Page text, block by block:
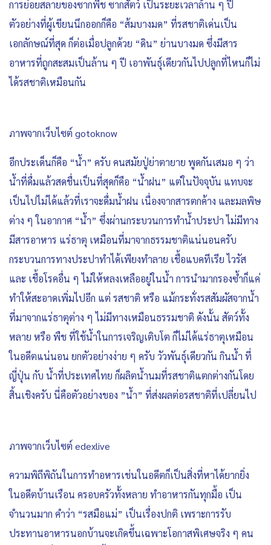
การย่อยสลายของซากพืช ซากสัตว์ เป็นระยะเวลาล้าน ๆ ปี
ตัวอย่างที่ผู้เขียนนึกออกก็คือ “ส้มบางมด” ที่รสชาติเด่นเป็น
เอกลักษณ์ที่สุด ก็ต่อเมื่อปลูกด้วย “ดิน” ย่านบางมด ซึ่งมีสาร
อาหารที่ถูกสะสมเป็นล้าน ๆ ปี เอาพันธุ์เดียวกันไปปลูกที่ไหนก็ไม่
ได้รสชาติเหมือนกัน
ภาพจากเว็บไซต์ gotoknow
อีกประเด็นก็คือ “น้ำ” ครับ คนสมัยปู่ย่าตายาย พูดกันเสมอ ๆ ว่า
น้ำที่ดื่มแล้วสดชื่นเป็นที่สุดก็คือ “น้ำฝน” แต่ในปัจจุบัน แทบจะ
เป็นไปไม่ได้แล้วที่เราจะดื่มน้ำฝน เนื่องจากสารตกค้าง และมลพิษ
ต่าง ๆ ในอากาศ “น้ำ” ซึ่งผ่านกระบวนการทำน้ำประปา ไม่มีทาง
มีสารอาหาร แร่ธาตุ เหมือนที่มาจากธรรมชาติแน่นอนครับ
กระบวนการทางประปาทำได้เพียงทำลาย เชื้อแบคทีเรีย ไวรัส
และ เชื้อโรคอื่น ๆ ไม่ให้หลงเหลืออยู่ในน้ำ การนำมากรองซ้ำก็แค่
ทำให้สะอาดเพิ่มไปอีก แต่ รสชาติ หรือ แม้กระทั่งรสสัมผัสจากน้ำ
ที่มาจากแร่ธาตุต่าง ๆ ไม่มีทางเหมือนธรรมชาติ ดังนั้น สัตว์ทั้ง
หลาย หรือ พืช ที่ใช้น้ำในการเจริญเติบโต ก็ไม่ได้แร่ธาตุเหมือน
ในอดีตแน่นอน ยกตัวอย่างง่าย ๆ ครับ วัวพันธุ์เดียวกัน กินน้ำ ที่
ญี่ปุ่น กับ น้ำที่ประเทศไทย ก็ผลิตน้ำนมที่รสชาติแตกต่างกันโดย
สิ้นเชิงครับ นี่คือตัวอย่างของ ”น้ำ” ที่ส่งผลต่อรสชาติที่เปลี่ยนไป
ภาพจากเว็บไซต์ edexlive
ความพิถีพิถันในการทำอหารเช่นในอดีตก็เป็นสิ่งที่หาได้ยากยิ่ง
ในอดีตบ้านเรือน ครอบครัวทั้งหลาย ทำอาหารกันทุกมื้อ เป็น
จำนวนมาก คำว่า “รสมือแม่” เป็นเรื่องปกติ เพราะการรับ
ประทานอาหารนอกบ้านจะเกิดขึ้นเฉพาะโอกาสพิเศษจริง ๆ คน